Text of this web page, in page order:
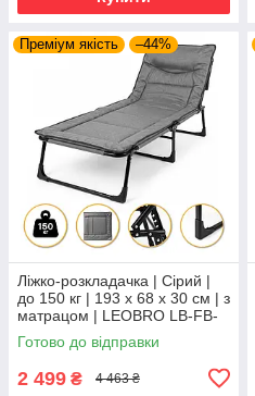
Преміум якість –44%
Ліжко-розкладачка | Сірий |
до 150 кг | 193 х 68 х 30 см | з
матрацом | LEOBRO LB-FB-
S1-GRY | для дому, дачі та
кемпінгу
Готово до відправки
2 499 ₴ 4 463 ₴